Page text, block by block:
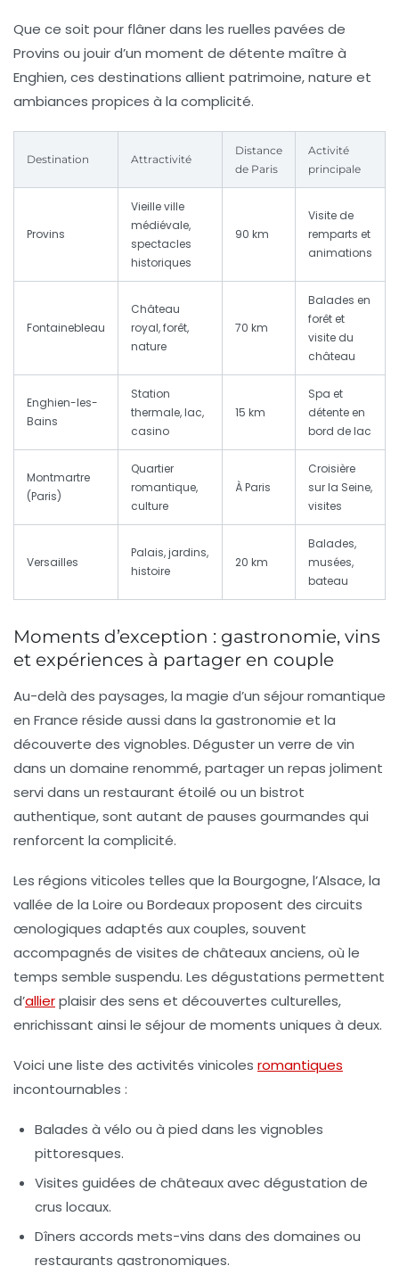
Que ce soit pour flâner dans les ruelles pavées de
Provins ou jouir d’un moment de détente maître à
Enghien, ces destinations allient patrimoine, nature et
ambiances propices à la complicité.
Destination Attractivité
Distance
de Paris
Activité
principale
Provins
Vieille ville
médiévale,
spectacles
historiques
90 km
Visite de
remparts et
animations
Fontainebleau
Château
royal, forêt,
nature
70 km
Balades en
forêt et
visite du
château
Enghien-les-
Bains
Station
thermale, lac,
casino
15 km
Spa et
détente en
bord de lac
Montmartre
(Paris)
Quartier
romantique,
culture
À Paris
Croisière
sur la Seine,
visites
Versailles
Palais, jardins,
histoire
20 km
Balades,
musées,
bateau
Moments d’exception : gastronomie, vins
et expériences à partager en couple
Au-delà des paysages, la magie d’un séjour romantique
en France réside aussi dans la gastronomie et la
découverte des vignobles. Déguster un verre de vin
dans un domaine renommé, partager un repas joliment
servi dans un restaurant étoilé ou un bistrot
authentique, sont autant de pauses gourmandes qui
renforcent la complicité.
Les régions viticoles telles que la Bourgogne, l’Alsace, la
vallée de la Loire ou Bordeaux proposent des circuits
œnologiques adaptés aux couples, souvent
accompagnés de visites de châteauxanciens, où le
temps semble suspendu. Les dégustations permettent
d’allierplaisir des sens et découvertes culturelles,
enrichissant ainsi le séjour de moments uniques à deux.
Voici une liste des activités vinicoles romantiques
incontournables :
Balades à vélo ou à pied dans les vignobles
pittoresques.
Visites guidées de châteauxavec dégustation de
crus locaux.
Dîners accords mets-vins dans des domaines ou
restaurants gastronomiques.